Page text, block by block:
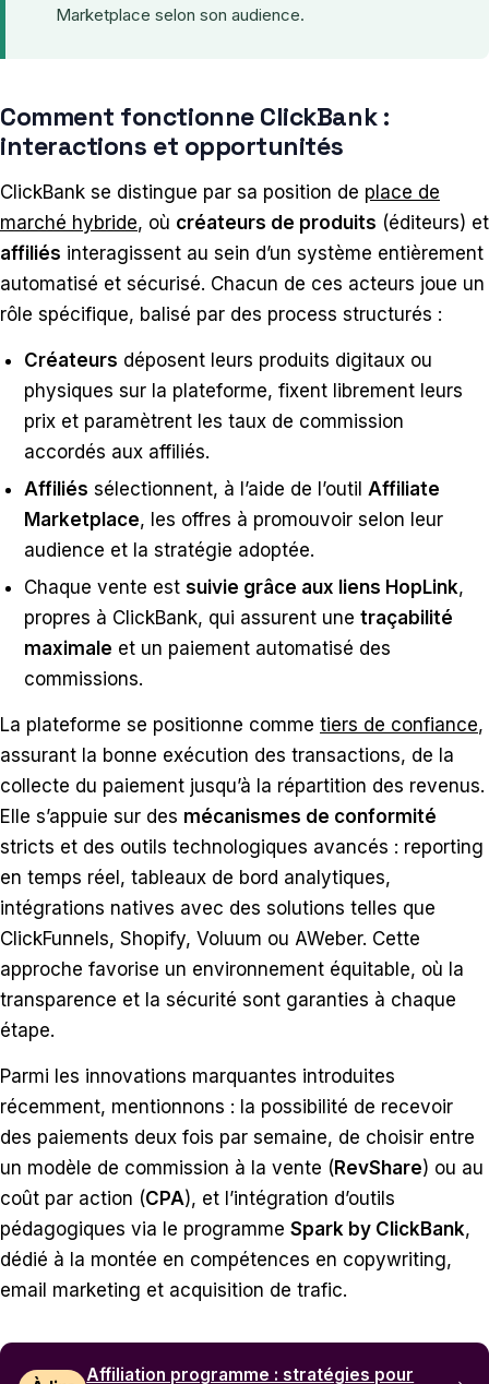
Marketplace selon son audience.
Comment fonctionne ClickBank :
interactions et opportunités
ClickBank se distingue par sa position de place de
marché hybride, où créateurs de produits (éditeurs) et
affiliés interagissent au sein d’un système entièrement
automatisé et sécurisé. Chacun de ces acteurs joue un
rôle spécifique, balisé par des process structurés :
Créateurs déposent leurs produits digitaux ou
physiques sur la plateforme, fixent librement leurs
prix et paramètrent les taux de commission
accordés aux affiliés.
Affiliés sélectionnent, à l’aide de l’outil Affiliate
Marketplace, les offres à promouvoir selon leur
audience et la stratégie adoptée.
Chaque vente est suivie grâce aux liens HopLink,
propres à ClickBank, qui assurent une traçabilité
maximale et un paiement automatisé des
commissions.
La plateforme se positionne comme tiers de confiance,
assurant la bonne exécution des transactions, de la
collecte du paiement jusqu’à la répartition des revenus.
Elle s’appuie sur des mécanismes de conformité
stricts et des outils technologiques avancés : reporting
en temps réel, tableaux de bord analytiques,
intégrations natives avec des solutions telles que
ClickFunnels, Shopify, Voluum ou AWeber. Cette
approche favorise un environnement équitable, où la
transparence et la sécurité sont garanties à chaque
étape.
Parmi les innovations marquantes introduites
récemment, mentionnons : la possibilité de recevoir
des paiements deux fois par semaine, de choisir entre
un modèle de commission à la vente ( RevShare) ou au
coût par action (CPA), et l’intégration d’outils
pédagogiques via le programme Spark by ClickBank,
dédié à la montée en compétences en copywriting,
email marketing et acquisition de trafic.
Affiliation programme : stratégies pour